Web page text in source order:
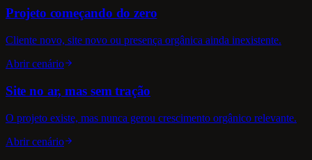
Projeto começando do zero
Cliente novo, site novo ou presença orgânica ainda inexistente.
Abrir cenário
Site no ar, mas sem tração
O projeto existe, mas nunca gerou crescimento orgânico relevante.
Abrir cenário